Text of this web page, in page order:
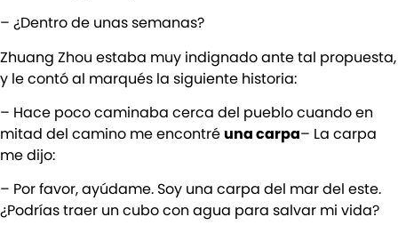
– ¿Dentro de unas semanas?
Zhuang Zhou estaba muy indignado ante tal propuesta,
y le contó al marqués la siguiente historia:
– Hace poco caminaba cerca del pueblo cuando en
mitad del camino me encontréuna carpa– La carpa
me dijo:
– Por favor, ayúdame. Soy una carpa del mar del este.
¿Podrías traer un cubo con agua para salvar mi vida?